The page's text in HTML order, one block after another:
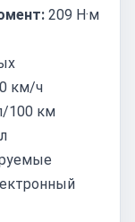
209 Н·м
км/ч
100 км